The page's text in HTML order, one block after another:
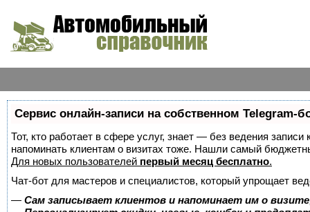
Сервис онлайн-записи на собственном Telegram-
Тот, кто работает в сфере услуг, знает — без ведения
напоминать клиентам о визитах тоже. Нашли самый
Для новых пользователей первый месяц бесплатно.
Чат-бот для мастеров и специалистов, который упрощает
— Сам записывает клиентов и напоминает им о